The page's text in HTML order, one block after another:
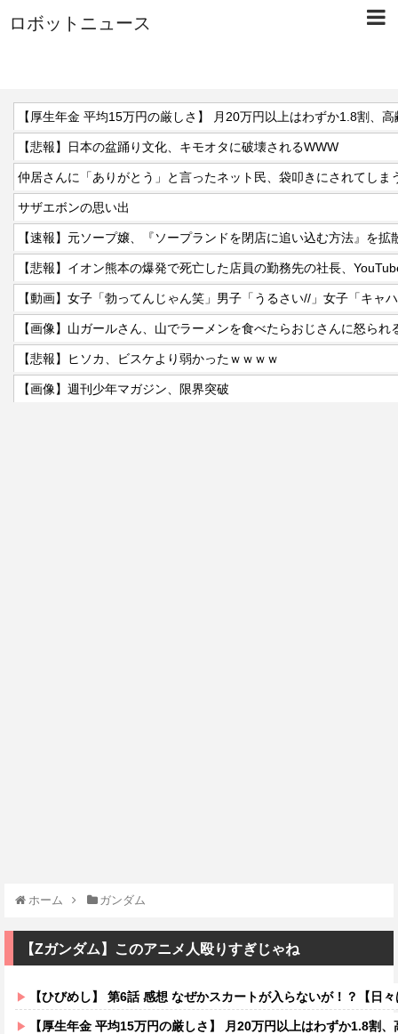
ロボットニュース
【悲報】日本の盆踊り文化、キモオタに破壊されるWWW
仲居さんに「ありがとう」と言ったネット民、袋叩きにされてし
サザエボンの思い出
【速報】元ソープ嬢、『ソープランドを閉店に追い込む方法』を
【画像】山ガールさん、山でラーメンを食べたらおじさんに怒られ
【悲報】ヒソカ、ビスケより弱かったｗｗｗｗ
【画像】週刊少年マガジン、限界突破
ホーム ガンダム
【Zガンダム】このアニメ人殴りすぎじゃね
【ひびめし】 第6話 感想 なぜかスカートが入らないが！？【日
【厚生年金 平均15万円の厳しさ】 月20万円以上はわずか1.8割、高